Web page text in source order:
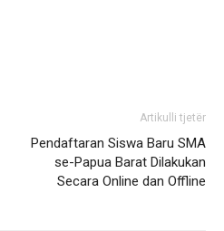
Artikulli tjetër
Pendaftaran Siswa Baru SMA
se-Papua Barat Dilakukan
Secara Online dan Offline